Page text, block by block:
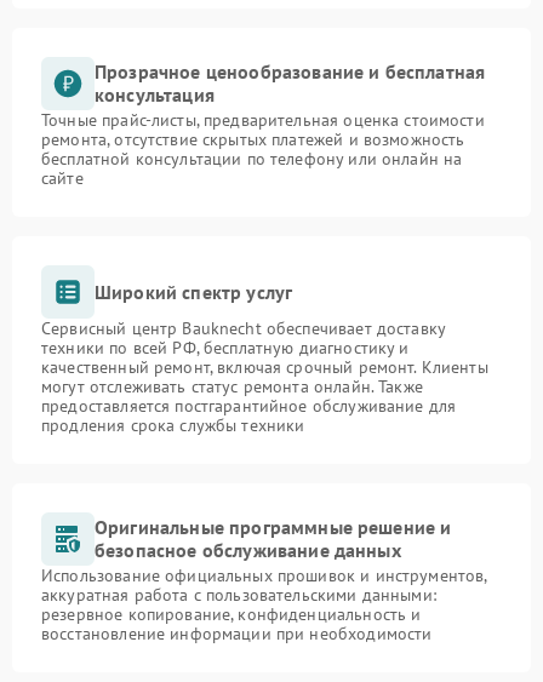
Прозрачное ценообразование и бесплатная
консультация
Точные прайс-листы, предварительная оценка стоимости
ремонта, отсутствие скрытых платежей и возможность
бесплатной консультации по телефону или онлайн на
сайте
Широкий спектр услуг
Сервисный центр Bauknecht обеспечивает доставку
техники по всей РФ, бесплатную диагностику и
качественный ремонт, включая срочный ремонт. Клиенты
могут отслеживать статус ремонта онлайн. Также
предоставляется постгарантийное обслуживание для
продления срока службы техники
Оригинальные программные решение и
безопасное обслуживание данных
Использование официальных прошивок и инструментов,
аккуратная работа с пользовательскими данными:
резервное копирование, конфиденциальность и
восстановление информации при необходимости